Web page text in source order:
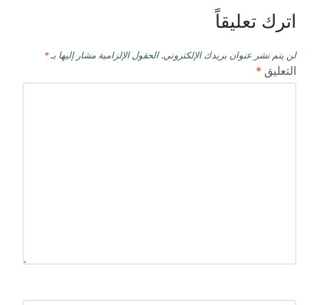
اترك تعليقاً
لن يتم نشر عنوان بريدك الإلكتروني. الحقول الإلزامية مشار إليها بـ*
التعليق *